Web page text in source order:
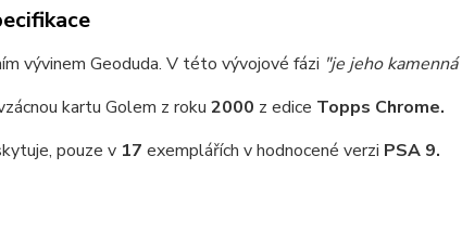
vývinem Geoduda. V této vývojové fázi "je jeho
kartu Golem z roku 2000 z edice Topps Chrome.
pouze v 17 exemplářích v hodnocené verzi PSA 9.